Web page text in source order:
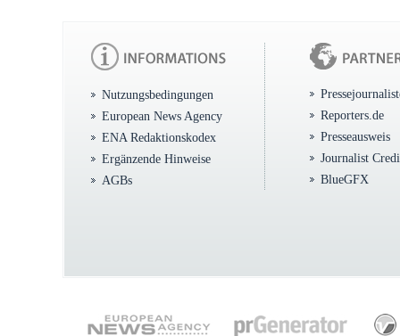
Nutzungsbedingungen
European News Agency
ENA Redaktionskodex
Ergänzende Hinweise
AGBs
Reporters.de
Presseausweis
Journalist
BlueGFX